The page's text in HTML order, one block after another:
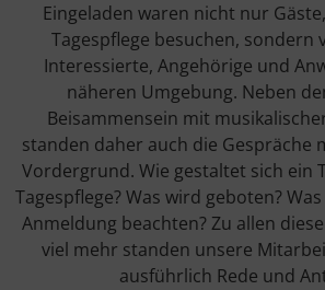
Eingeladen waren nicht nur
Tagespflege besuchen, sondern
Interessierte, Angehörige und
näheren Umgebung. Neben
Beisammensein mit
standen daher auch die Gespräche
Vordergrund. Wie gestaltet sich ein
Tagespflege? Was wird geboten?
Anmeldung beachten? Zu allen
viel mehr standen unsere
ausführlich Rede und